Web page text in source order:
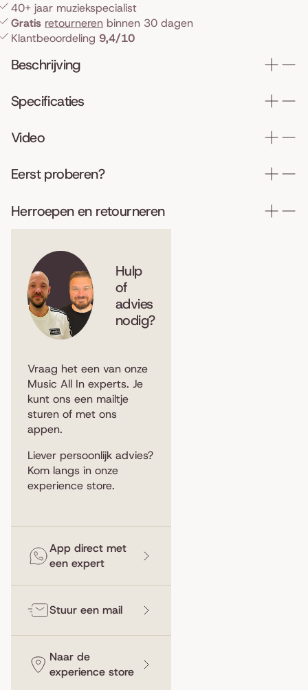
40+ jaar muziekspecialist
Gratis retourneren binnen 30 dagen
Klantbeoordeling 9,4/10
Beschrijving
Specificaties
Video
Eerst proberen?
Herroepen en retourneren
Hulp
of
advies
nodig?
Vraag het een van onze
Music All In experts. Je
kunt ons een mailtje
sturen of met ons
appen.
Liever persoonlijk advies?
Kom langs in onze
experience store.
App direct met
een expert
Stuur een mail
Naar de
experience store